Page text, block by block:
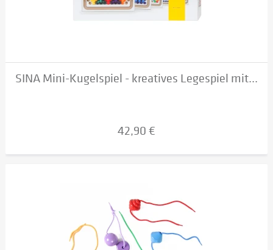
SINA Mini-Kugelspiel - kreatives Legespiel mit...
42,90 €